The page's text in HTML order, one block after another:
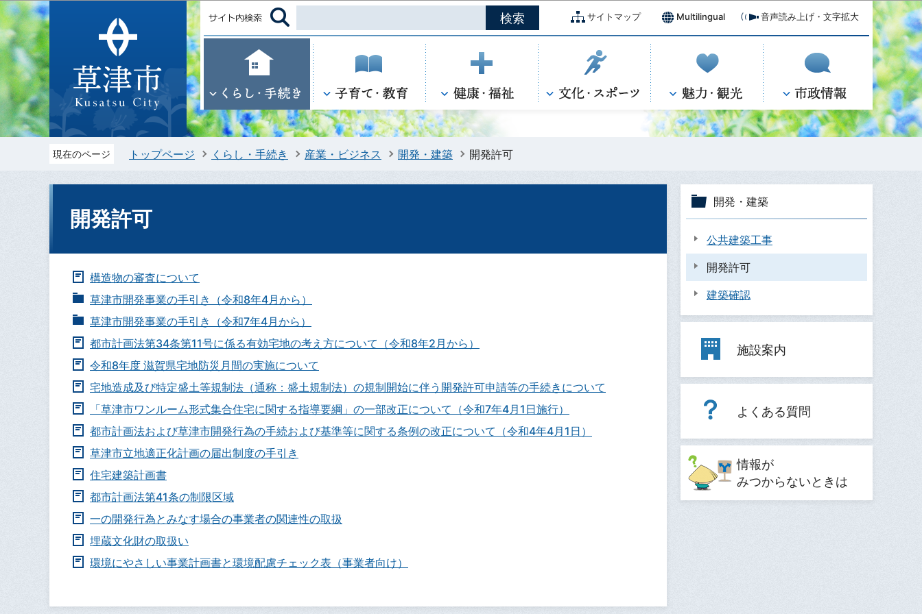
このページの本文へ移動
サイトマップ Multilingual 音声読み上げ・文字拡大
現在のページ トップページ くらし・手続き 産業・ビジネス 開発・建築 開発許可
開発許可
構造物の審査について
草津市開発事業の手引き（令和8年4月から）
草津市開発事業の手引き（令和7年4月から）
都市計画法第34条第11号に係る有効宅地の考え方について（令和8年2月から）
令和8年度 滋賀県宅地防災月間の実施について
宅地造成及び特定盛土等規制法（通称：盛土規制法）の規制開始に伴う開発許可申請等の手続きについて
「草津市ワンルーム形式集合住宅に関する指導要綱」の一部改正について（令和7年4月1日施行）
都市計画法および草津市開発行為の手続および基準等に関する条例の改正について（令和4年4月1日）
草津市立地適正化計画の届出制度の手引き
住宅建築計画書
都市計画法第41条の制限区域
一の開発行為とみなす場合の事業者の関連性の取扱
埋蔵文化財の取扱い
環境にやさしい事業計画書と環境配慮チェック表（事業者向け）
開発・建築
公共建築工事
開発許可
建築確認
施設案内
よくある質問
情報が
みつからないときは